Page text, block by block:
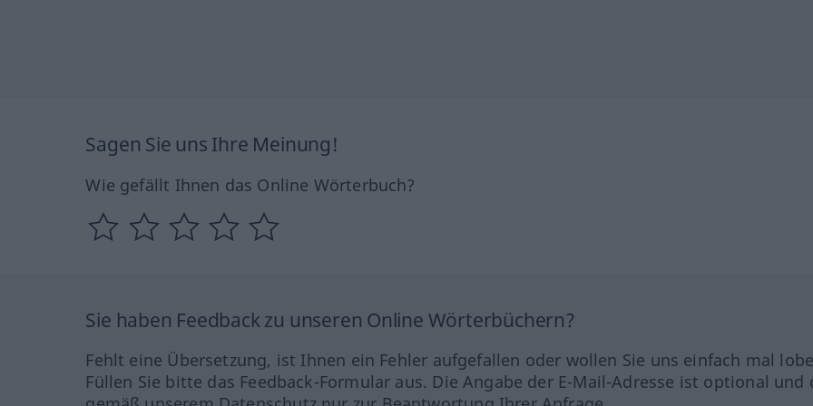
Sagen Sie uns Ihre Meinung!
Wie gefällt Ihnen das Online Wörterbuch?
Sie haben Feedback zu unseren Online Wörterbüchern?
Fehlt eine Übersetzung, ist Ihnen ein Fehler aufgefallen oder wollen Sie uns einfach mal
Füllen Sie bitte das Feedback-Formular aus. Die Angabe der E-Mail-Adresse ist optional und